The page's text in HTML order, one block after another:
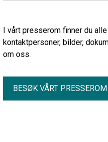
I vårt presserom finner du
kontaktpersoner, bilder,
om oss.
BESØK VÅRT PRESSEROM